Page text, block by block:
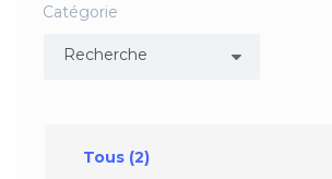
Catégorie
Tous (2)